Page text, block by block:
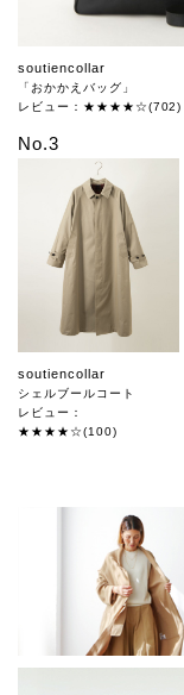
soutiencollar
「おかかえバッグ」
レビュー：★★★★☆(702)
No.3
soutiencollar
シェルブールコート
レビュー：
★★★★☆(100)